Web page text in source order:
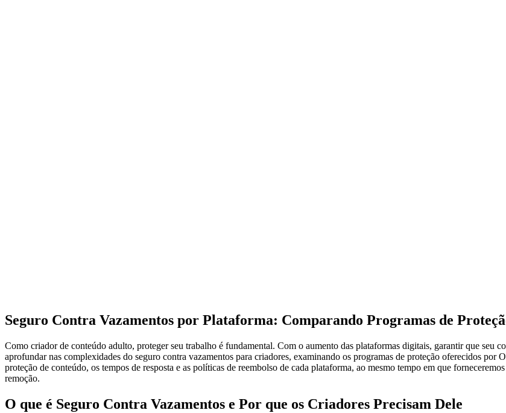
Seguro Contra Vazamentos por Plataforma: Comparando Programas de
Como criador de conteúdo adulto, proteger seu trabalho é fundamental. Com o aumento das plataformas digitais, garantir que seu
aprofundar nas complexidades do seguro contra vazamentos para criadores, examinando os programas de proteção oferecidos por
proteção de conteúdo, os tempos de resposta e as políticas de reembolso de cada plataforma, ao mesmo tempo em que
remoção.
O que é Seguro Contra Vazamentos e Por que os Criadores Precisam Dele